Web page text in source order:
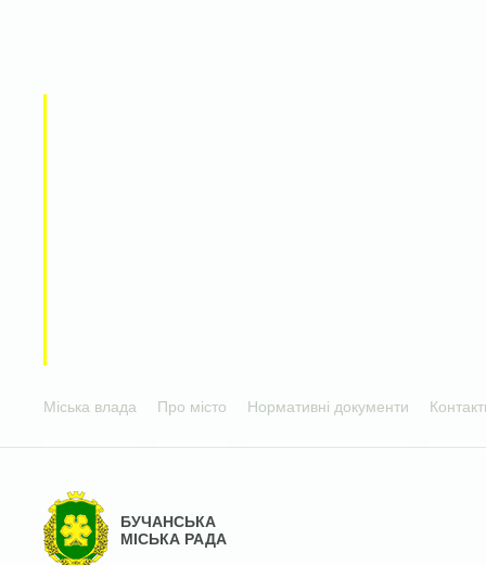
Міська влада Про місто Нормативні документи
БУЧАНСЬКА
МІСЬКА РАДА